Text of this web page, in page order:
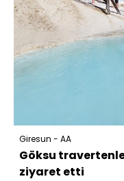
Giresun - AA
Göksu
ziyaret etti